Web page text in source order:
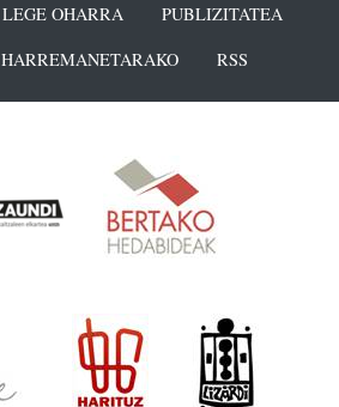
LEGE OHARRA
PUBLIZITATEA
HARREMANETARAKO RSS